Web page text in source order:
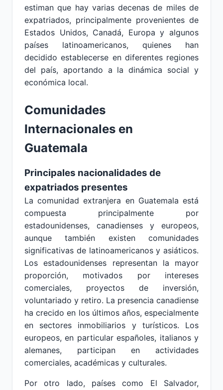
estiman que hay varias decenas de miles de
expatriados, principalmente provenientes de
Estados Unidos, Canadá, Europa y algunos
países latinoamericanos, quienes han
decidido establecerse en diferentes regiones
del país, aportando a la dinámica social y
económica local.
Comunidades
Internacionales en
Guatemala
Principales nacionalidades de
expatriados presentes
La comunidad extranjera en Guatemala está
compuesta principalmente por
estadounidenses, canadienses y europeos,
aunque también existen comunidades
significativas de latinoamericanos y asiáticos.
Los estadounidenses representan la mayor
proporción, motivados por intereses
comerciales, proyectos de inversión,
voluntariado y retiro. La presencia canadiense
ha crecido en los últimos años, especialmente
en sectores inmobiliarios y turísticos. Los
europeos, en particular españoles, italianos y
alemanes, participan en actividades
comerciales, académicas y culturales.
Por otro lado, países como El Salvador,